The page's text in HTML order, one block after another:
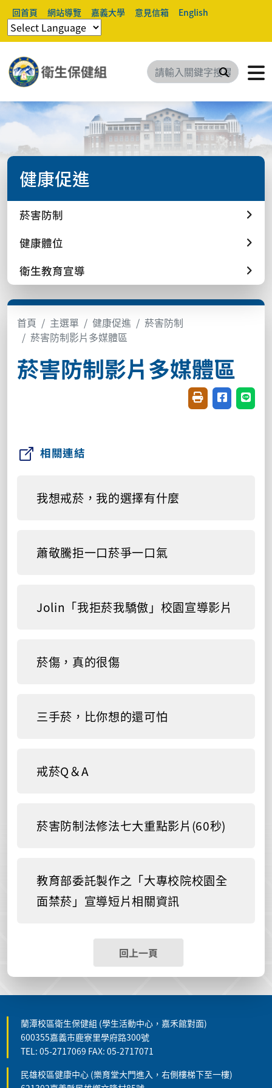
回首頁 網站導覽 嘉義大學 意見信箱 English
搜尋
健康促進
菸害防制
健康體位
衛生教育宣導
首頁 主選單 健康促進
菸害防制
菸害防制影片多媒體區
菸害防制影片多媒體區
友善列印(開新視
分享至臉書
分享
相關連結
我想戒菸，我的選擇有什麼
蕭敬騰拒一口菸爭一口氣
Jolin「我拒菸我驕傲」校園宣導影片
菸傷，真的很傷
三手菸，比你想的還可怕
戒菸Q＆A
菸害防制法修法七大重點影片(60秒)
教育部委託製作之「大專校院校園全
面禁菸」宣導短片相關資訊
回上一頁
蘭潭校區衛生保健組 (學生活動中心，嘉禾館對面)
600355嘉義市鹿寮里學府路300號
TEL: 05-2717069 FAX: 05-2717071
民雄校區健康中心 (樂育堂大門進入，右側樓梯下至一樓)